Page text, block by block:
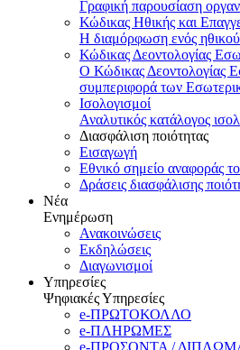
Γραφική παρουσίαση
Κώδικας Ηθικής και
Η διαμόρφωση ενός ηθικού
Κώδικας Δεοντολογίας
Ο Κώδικας Δεοντολογίας
συμπεριφορά των
Ισολογισμοί
Αναλυτικός κατάλογος
Διασφάλιση ποιότητας
Εισαγωγή
Εθνικό σημείο αναφοράς
Δράσεις διασφάλισης
Νέα
Ενημέρωση
Ανακοινώσεις
Εκδηλώσεις
Διαγωνισμοί
Υπηρεσίες
Ψηφιακές Υπηρεσίες
e-ΠΡΩΤΟΚΟΛΛΟ
e-ΠΛΗΡΩΜΕΣ
e-ΠΡΟΣΟΝΤΑ /